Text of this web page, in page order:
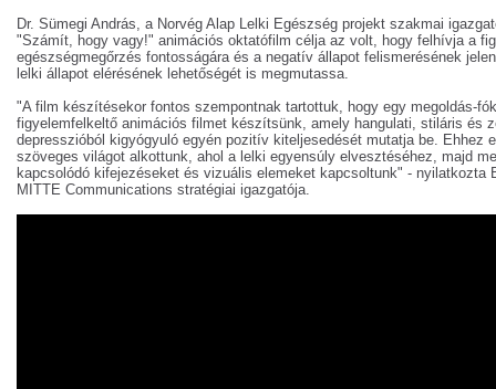
Dr. Sümegi András, a Norvég Alap Lelki Egészség projekt szakmai
"Számít, hogy vagy!" animációs oktatófilm célja az volt, hogy felhívja a
egészségmegőrzés fontosságára és a negatív állapot felismerésének
lelki állapot elérésének lehetőségét is megmutassa.
"A film készítésekor fontos szempontnak tartottuk, hogy egy megoldás-
figyelemfelkeltő animációs filmet készítsünk, amely hangulati, stiláris és
depresszióból kigyógyuló egyén pozitív kiteljesedését mutatja be. Ehhez
szöveges világot alkottunk, ahol a lelki egyensúly elvesztéséhez, majd
kapcsolódó kifejezéseket és vizuális elemeket kapcsoltunk" - nyilatkozta
MITTE Communications stratégiai igazgatója.